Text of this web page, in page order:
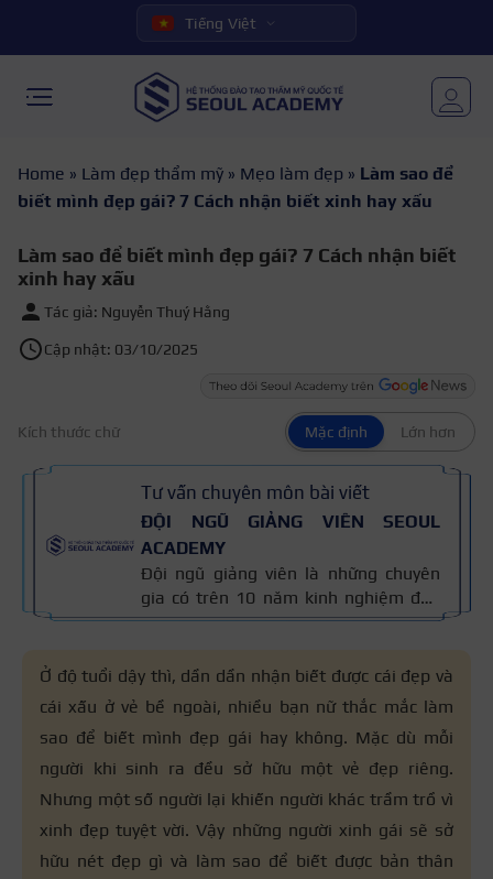
Tiếng Việt
Home » Làm đẹp thẩm mỹ » Mẹo làm đẹp » Làm sao để
biết mình đẹp gái? 7 Cách nhận biết xinh hay xấu
Làm sao để biết mình đẹp gái? 7 Cách nhận biết
xinh hay xấu
Tác giả: Nguyễn Thuý Hằng
Cập nhật: 03/10/2025
Kích thước chữ Mặc định Lớn hơn
Tư vấn chuyên môn bài viết
ĐỘI NGŨ GIẢNG VIÊN SEOUL
ACADEMY
Đội ngũ giảng viên là những chuyên
gia có trên 10 năm kinh nghiệm đào
tạo nghề và kiến thức thẩm mỹ
nối mi, trang điểm, tóc. Nội dung bài
viết được xây dựng dựa trên giáo trình
đào tạo và kinh nghiệm giảng dạy
thực tế, đồng thời được cập nhật
thường xuyên để đảm bảo tính chính
xác.
Ở độ tuổi dậy thì, dần dần nhận biết được cái đẹp và
cái xấu ở vẻ bề ngoài, nhiều bạn nữ thắc mắc làm
sao để biết mình đẹp gái hay không. Mặc dù mỗi
người khi sinh ra đều sở hữu một vẻ đẹp riêng.
Nhưng một số người lại khiến người khác trầm trồ vì
xinh đẹp tuyệt vời. Vậy những người xinh gái sẽ sở
hữu nét đẹp gì và làm sao để biết được bản thân